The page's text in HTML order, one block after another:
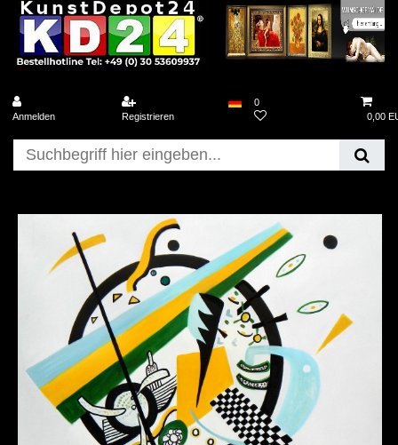
Anmelden Registrieren
0
0,00